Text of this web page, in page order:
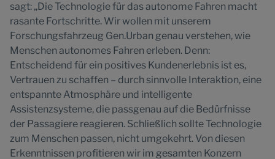
sagt: „Die Technologie für das autonome Fahren macht
rasante Fortschritte. Wir wollen mit unserem
Forschungsfahrzeug Gen.Urban genau verstehen, wie
Menschen autonomes Fahren erleben. Denn:
Entscheidend für ein positives Kundenerlebnis ist es,
Vertrauen zu schaffen – durch sinnvolle Interaktion, eine
entspannte Atmosphäre und intelligente
Assistenzsysteme, die passgenau auf die Bedürfnisse
der Passagiere reagieren. Schließlich sollte Technologie
zum Menschen passen, nicht umgekehrt. Von diesen
Erkenntnissen profitieren wir im gesamten Konzern